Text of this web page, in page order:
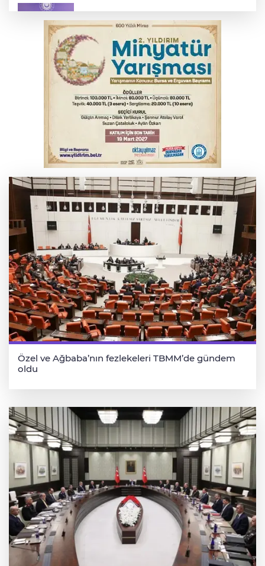
milletimize hayırlı olsun
Serbest piyasada döviz fiyatları
Osmangazi’de kaldırım işgaline geçit yok
Serbest piyasada altın fiyatları...
Özel ve Ağbaba’nın fezlekeleri TBMM’de gündem
oldu